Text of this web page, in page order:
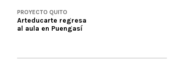
PROYECTO QUITO
Arteducarte regresa
al aula en Puengasí